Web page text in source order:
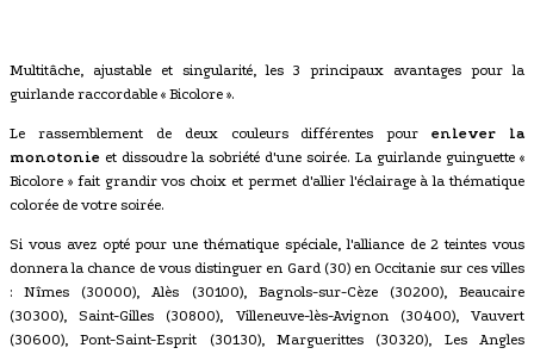
Multitâche, ajustable et singularité, les 3 principaux avantages pour la
guirlande raccordable « Bicolore ».
Le rassemblement de deux couleurs différentes pourenlever la
monotonie et dissoudre la sobriété d'une soirée. La guirlande guinguette «
Bicolore » fait grandir vos choix et permet d'allier l'éclairage à la thématique
colorée de votre soirée.
Si vous avez opté pour une thématique spéciale, l'alliance de 2 teintes vous
donnera la chance de vous distinguer en Gard (30) en Occitanie sur ces villes
: Nîmes (30000), Alès (30100), Bagnols-sur-Cèze (30200), Beaucaire
(30300), Saint-Gilles (30800), Villeneuve-lès-Avignon (30400), Vauvert
(30600), Pont-Saint-Esprit (30130), Marguerittes (30320), Les Angles